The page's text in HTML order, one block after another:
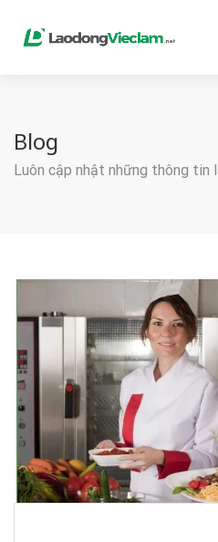
Blog
Luôn cập nhật những thông tin